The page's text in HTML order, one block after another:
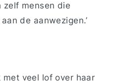
zelf mensen die
de aanwezigen.’
met veel lof over haar